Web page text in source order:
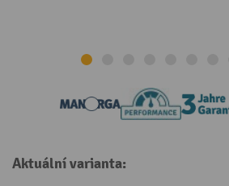
Aktuální varianta: